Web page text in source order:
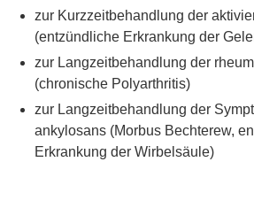
zur Kurzzeitbehandlung der
(entzündliche Erkrankung der
zur Langzeitbehandlung der
(chronische Polyarthritis)
zur Langzeitbehandlung der
ankylosans (Morbus Bechterew,
Erkrankung der Wirbelsäule)